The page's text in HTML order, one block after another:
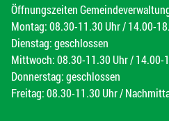
Öffnungszeiten
Montag: 08.30-11.30 Uhr / 14.00-
Dienstag: geschlossen
Mittwoch: 08.30-11.30 Uhr / 14.00-
Donnerstag: geschlossen
Freitag: 08.30-11.30 Uhr /